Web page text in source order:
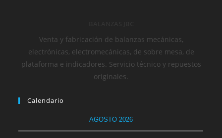
Venta y fabricación de balanzas mecánicas,
electrónicas, electromecánicas, de sobre mesa, de
plataforma e indicadores. Servicio técnico y repuestos
originales.
Calendario
AGOSTO 2026